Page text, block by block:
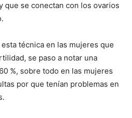
que se conectan con los ovarios
técnica en las mujeres que
se paso a notar una
%, sobre todo en las mujeres
por que tenían problemas en